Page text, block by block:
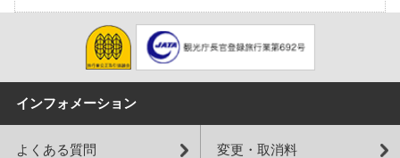
インフォメーション
よくある質問 変更・取消料